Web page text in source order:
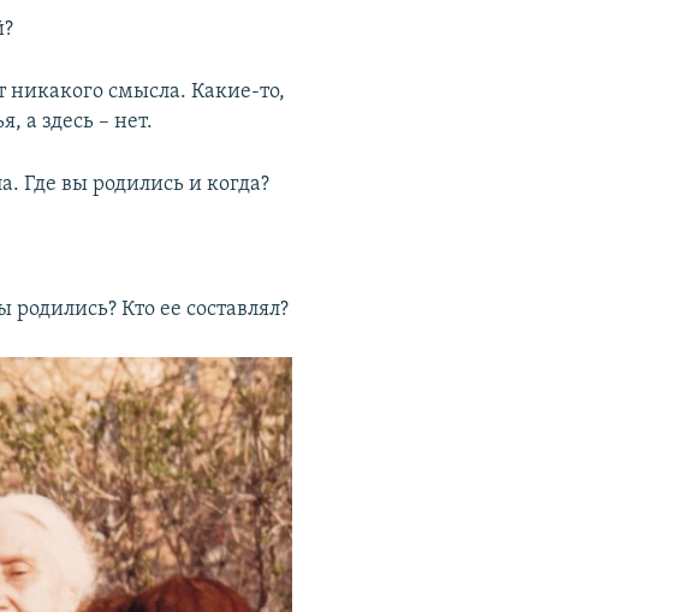
никакого смысла. Какие-то,
а здесь – нет.
Где вы родились и когда?
Кто ее составлял?